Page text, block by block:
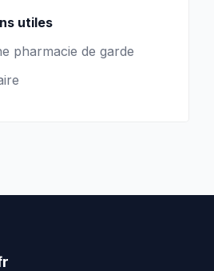
utiles
pharmacie de garde